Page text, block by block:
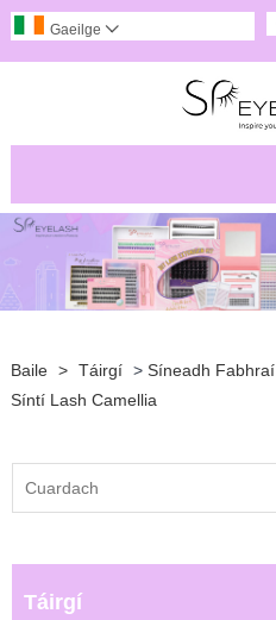
Gaeilge 
Baile > Táirgí > Síneadh Fabhraí
Síntí Lash Camellia
Táirgí